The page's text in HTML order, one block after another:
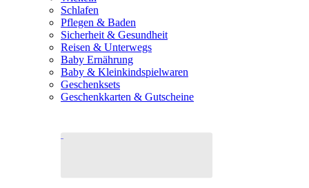
Schlafen
Pflegen & Baden
Sicherheit & Gesundheit
Reisen & Unterwegs
Baby Ernährung
Baby & Kleinkindspielwaren
Geschenksets
Geschenkkarten & Gutscheine